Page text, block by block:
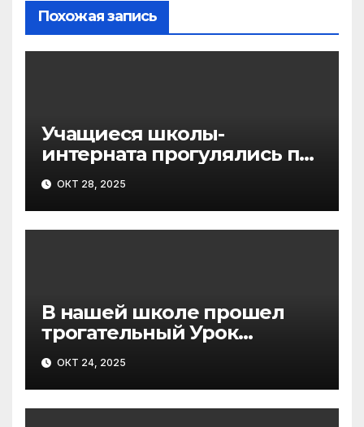
Похожая запись
Учащиеся школы-
интерната прогулялись по
дорожкам «зелёного
сердца курорта»
ОКТ 28, 2025
В нашей школе прошел
трогательный Урок
Мужества, приуроченный к
замечательной дате – Дню
Белых Журавлей, который
отмечается 22 октября
ОКТ 24, 2025